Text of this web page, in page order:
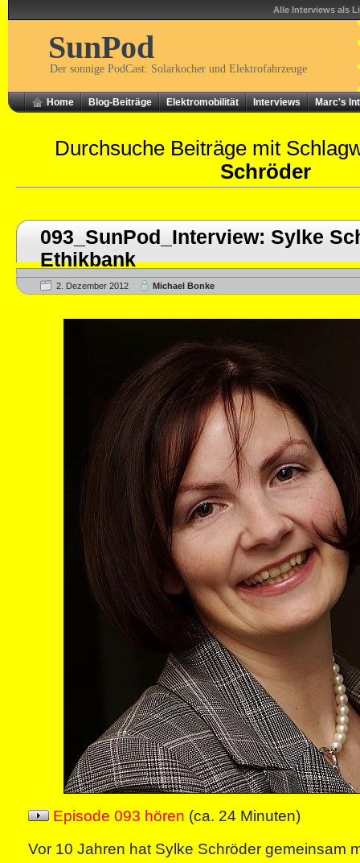
Alle Interviews als
SunPod
Der sonnige PodCast: Solarkocher und Elektrofahrzeuge
Home Blog-Beiträge Elektromobilität Interviews Marc's
Durchsuche Beiträge mit
Schröder
093_SunPod_Interview: Sylke
Ethikbank
2. Dezember 2012 Michael Bonke
Episode 093 hören (ca. 24 Minuten)
Vor 10 Jahren hat Sylke Schröder gemeinsam